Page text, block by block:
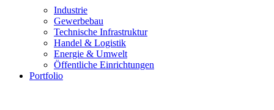
Industrie
Gewerbebau
Technische Infrastruktur
Handel & Logistik
Energie & Umwelt
Öffentliche Einrichtungen
Portfolio